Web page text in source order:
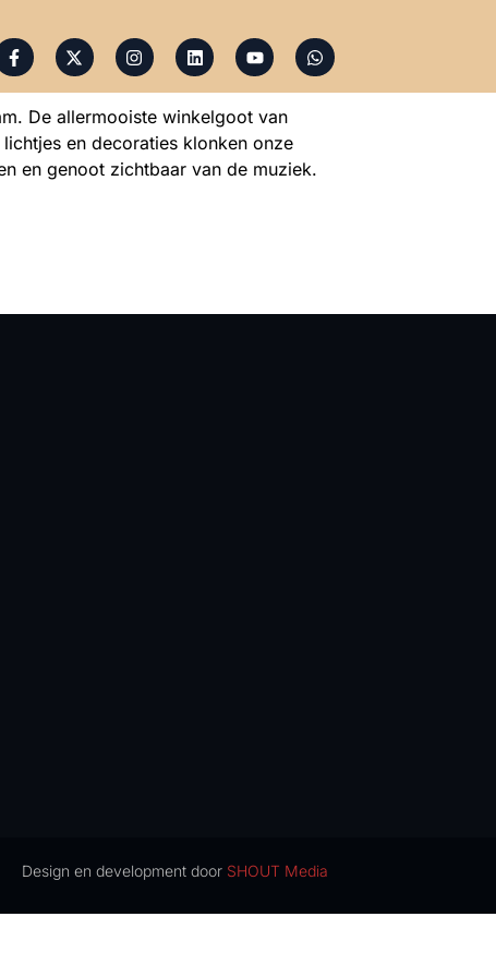
De allermooiste winkelgoot van
en decoraties klonken onze
en genoot zichtbaar van de muziek.
Design en development door SHOUT Media